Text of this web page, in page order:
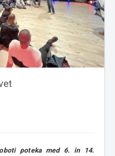
poteka med 6. in 14.